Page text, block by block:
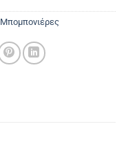
Μπομπονιέρες